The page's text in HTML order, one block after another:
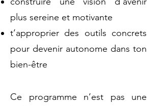
plus sereine et motivante
t’approprier des outils concrets
pour devenir autonome dans ton
bien-être
Ce programme n’est pas une